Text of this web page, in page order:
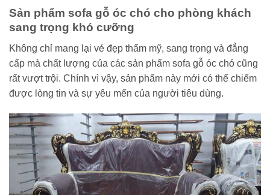
Sản phẩm sofa gỗ óc chó cho phòng khách
sang trọng khó cưỡng
Không chỉ mang lại vẻ đẹp thẩm mỹ, sang trọng và đẳng
cấp mà chất lượng của các sản phẩm sofa gỗ óc chó cũng
rất vượt trội. Chính vì vậy, sản phẩm này mới có thể chiếm
được lòng tin và sự yêu mến của người tiêu dùng.